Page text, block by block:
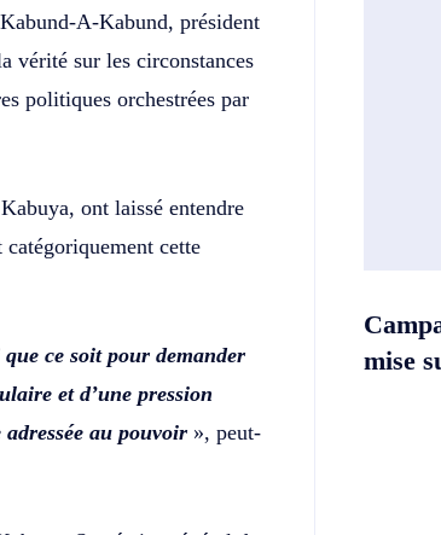
A-Kabund, président
vérité sur les circonstances
politiques orchestrées par
ont laissé entendre
cette
ce soit pour demander
et d’une pression
au pouvoir », peut-
mise